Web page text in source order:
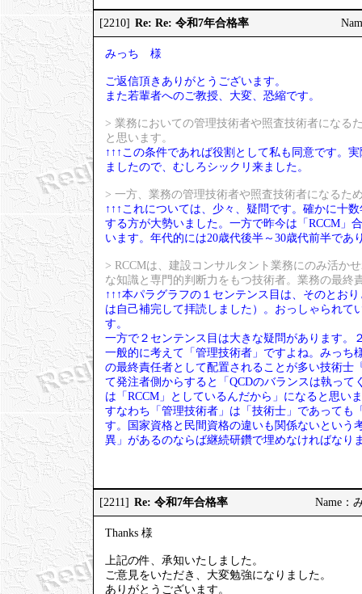
[2210] Re: Re: 令和7年合格率
みっち 様
ご返信頂きありがとうございます。
また若輩者へのご教授、大変、恐縮です。
> 業務においての管理技術者や照査技術者になる
と思います。
↑↑↑この条件であれば役割として私も同意です。
ましたので、むしろシックリ来ました。
> 一方、業務の管理技術者や照査技術者になるた
↑↑↑これについては、少々、疑問です。確かに十
する方が大勢いました。一方で昨今は「RCCM」
います。年代的には20歳代後半～30歳代前半で
> RCCMは、建設コンサルタント業務にのみ活か
な知識と専門的判断力をもつ技術者。業務の最
↑↑↑本パラグラフの１センテンス目は、そのとお
は自己補完して拝読しました）。おっしゃられ
す。
一方で２センテンス目は大きな疑問があります。
一般的に考えて「管理技術者」ですよね。みっち
の最終責任者として配置されることが多い技術士
て発注者側からすると「QCDのバランスは執っ
は「RCCM」としているんだから」になると思い
すなわち「管理技術者」は「技術士」であっても
す。国家資格と民間資格の違いも関係ないという
異」があるのならば継続研鑽で埋めなければなり
[2211] Re: 令和7年合格率 Name：
Thanks 様
上記の件、承知いたしました。
ご意見をいただき、大変勉強になりました。
ありがとうございます。